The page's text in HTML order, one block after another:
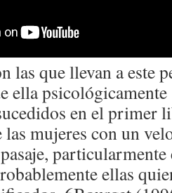
las que llevan a este
ella psicológicamente
en el primer
las mujeres con un
ellas